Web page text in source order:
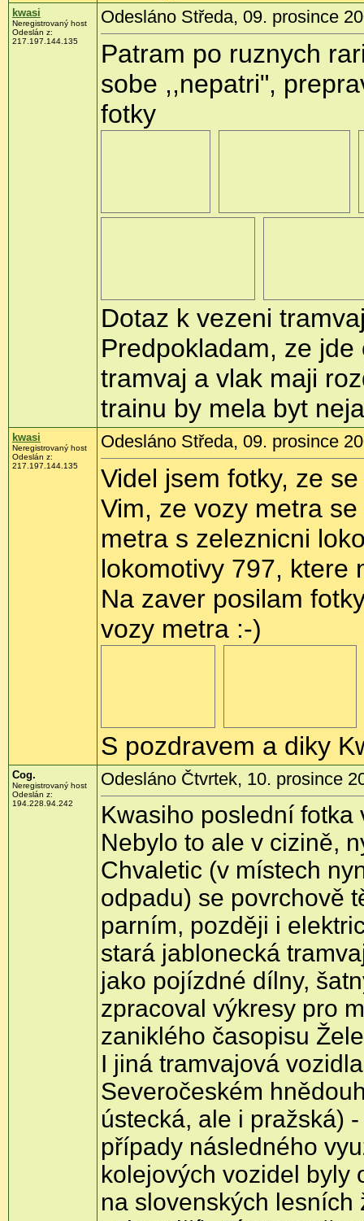
kwasi
Neregistrovaný host
Odeslán z:
217.197.144.135
Odesláno Středa, 09. prosince
Patram po ruznych
sobe ,,nepatri",
fotky
Dotaz k vezeni
Predpokladam, ze
tramvaj a vlak maji
trainu by mela byt
kwasi
Neregistrovaný host
Odeslán z:
217.197.144.135
Odesláno Středa, 09. prosince
Videl jsem fotky, ze
Vim, ze vozy metra
metra s zeleznicni
lokomotivy 797, ktere
Na zaver posilam
vozy metra :-)
S pozdravem a diky
Cog.
Neregistrovaný host
Odeslán z:
194.228.94.242
Odesláno Čtvrtek, 10. prosince
Kwasiho poslední
Nebylo to ale v cizině,
Chvaletic (v místech
odpadu) se povrchově
parním, později i
stará jablonecká
jako pojízdné dílny,
zpracoval výkresy pro
zaniklého časopisu
I jiná tramvajová
Severočeském
ústecká, ale i pražská)
případy následného
kolejových vozidel byly
na slovenských